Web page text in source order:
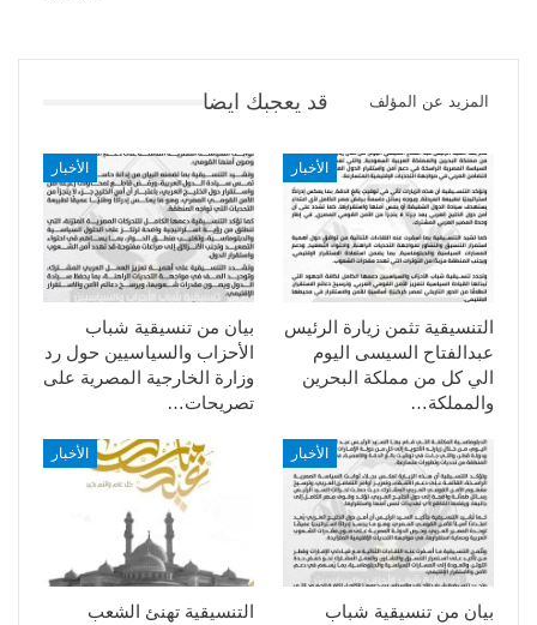
قد يعجبك ايضا المزيد عن المؤلف
الأخبار
بيان من تنسيقية شباب
الأحزاب والسياسيين حول رد
وزارة الخارجية المصرية على
تصريحات…
الأخبار
التنسيقية تثمن زيارة الرئيس
عبدالفتاح السيسى اليوم
الي كل من مملكة البحرين
والمملكة…
الأخبار
التنسيقية تهنئ الشعب
الأخبار
بيان من تنسيقية شباب